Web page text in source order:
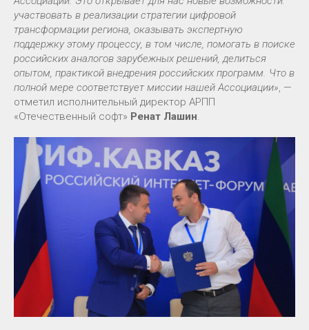
участвовать в реализации стратегии цифровой
трансформации региона, оказывать экспертную
поддержку этому процессу, в том числе, помогать в поиске
российских аналогов зарубежных решений, делиться
опытом, практикой внедрения российских программ. Что в
полной мере соответствует миссии нашей Ассоциации», —
отметил исполнительный директор АРПП
«Отечественный софт» Ренат Лашин.